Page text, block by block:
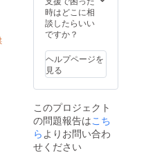
音大生
198名に
「おん
2021」
配信視
聴チ
ケット
されま
す ◆お
んなつ
2021開
催日
時はどこに相
談したらいい
ですか？
ヘルプページを
見る
このプロジェクト
の問題報告はこち
らよりお問い合わ
せください